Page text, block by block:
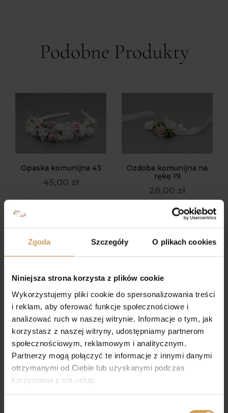
Zgoda Szczegóły O plikach cookies
Niniejsza strona korzysta z plików cookie
Wykorzystujemy pliki cookie do spersonalizowania treści
i reklam, aby oferować funkcje społecznościowe i
analizować ruch w naszej witrynie. Informacje o tym, jak
korzystasz z naszej witryny, udostępniamy partnerom
społecznościowym, reklamowym i analitycznym.
Partnerzy mogą połączyć te informacje z innymi danymi
otrzymanymi od Ciebie lub uzyskanymi podczas
korzystania z ich usług.
Podobne Produkty
Opaska komunijna 43
45,00 zł
Ozdoba komunijna na
rękę 19
28,00 zł
Wianek komunijny
Model K02
OPASKA 15
35,00zł